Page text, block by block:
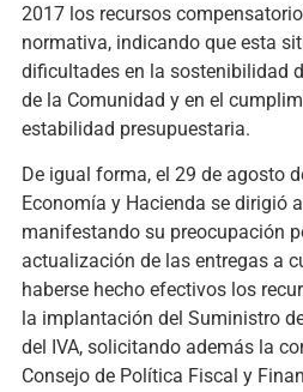
2017 los recursos
normativa, indicando que esta
dificultades en la sostenibilidad
de la Comunidad y en el
estabilidad presupuestaria.
De igual forma, el 29 de agosto
Economía y Hacienda se dirigió
manifestando su preocupación
actualización de las entregas a
haberse hecho efectivos los
la implantación del Suministro
del IVA, solicitando además la
Consejo de Política Fiscal y